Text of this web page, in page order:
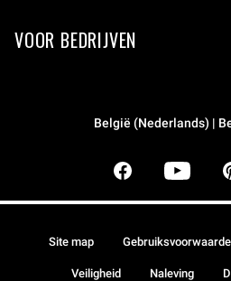
VOOR BEDRIJVEN
België (Nederlands) |
Site map
Veiligheid Naleving